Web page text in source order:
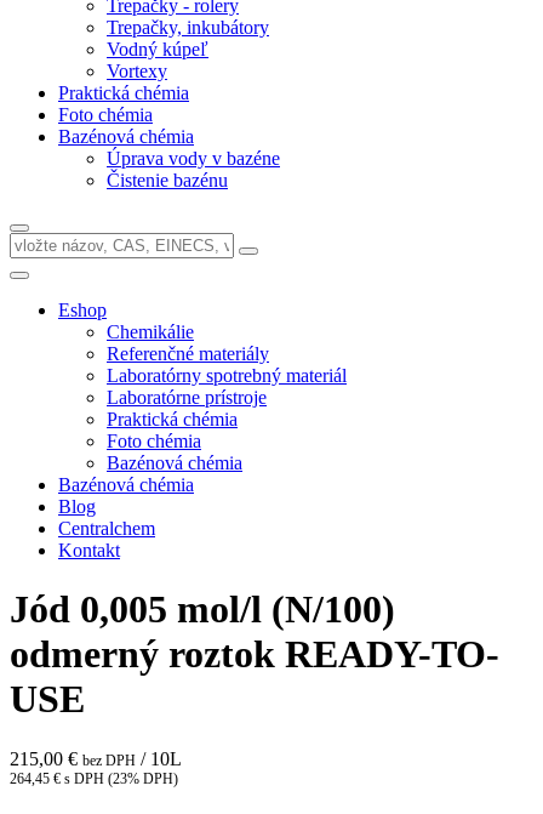
Trepačky - rolery
Trepačky, inkubátory
Vodný kúpeľ
Vortexy
Praktická chémia
Foto chémia
Bazénová chémia
Úprava vody v bazéne
Čistenie bazénu
Eshop
Chemikálie
Referenčné materiály
Laboratórny spotrebný materiál
Laboratórne prístroje
Praktická chémia
Foto chémia
Bazénová chémia
Bazénová chémia
Blog
Centralchem
Kontakt
Jód 0,005 mol/l (N/100)
odmerný roztok READY-TO-
USE
215,00 € bez DPH / 10L
264,45 € s DPH (23% DPH)